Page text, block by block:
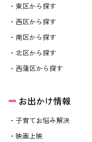
・東区から探す
・西区から探す
・南区から探す
・北区から探す
・西蒲区から探す
お出かけ情報
・子育てお悩み解決
・映画上映